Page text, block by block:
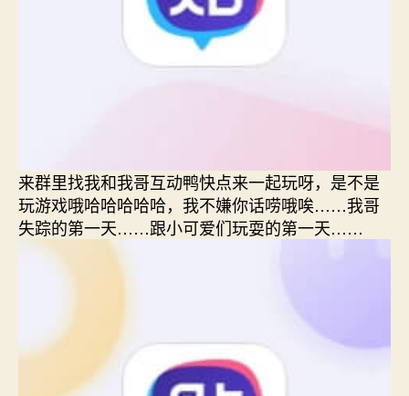
来群里找我和我哥互动鸭快点来一起玩呀，是不是
玩游戏哦哈哈哈哈哈，我不嫌你话唠哦唉……我哥
失踪的第一天……跟小可爱们玩耍的第一天……